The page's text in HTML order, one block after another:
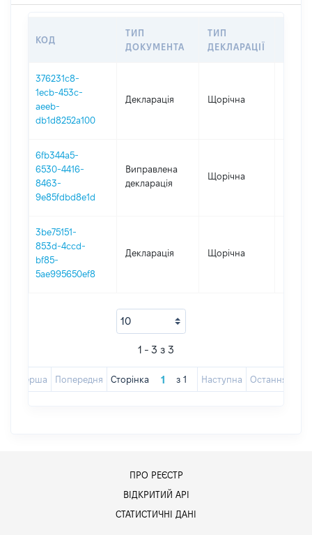
КОД
ТИП
ДОКУМЕНТА
ТИП
ДЕКЛАРАЦІЇ
376231c8-
1ecb-453c-
aeeb-
db1d8252a100
Декларація Щорічна
6fb344a5-
6530-4416-
8463-
9e85fdbd8e1d
Виправлена
декларація
Щорічна
3be75151-
853d-4ccd-
bf85-
5ae995650ef8
Декларація Щорічна
1 - 3 з 3
Перша Попередня Сторінка з 1 Наступна Остання
ПРО РЕЄСТР
ВІДКРИТИЙ АРІ
СТАТИСТИЧНІ ДАНІ